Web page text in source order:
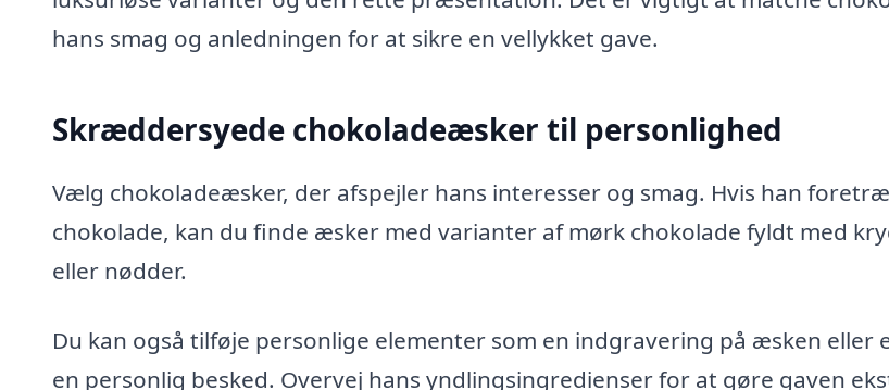
hans smag og anledningen for at sikre en vellykket gave.
Skræddersyede chokoladeæsker til personlighed
Vælg chokoladeæsker, der afspejler hans interesser og smag. Hvis han
chokolade, kan du finde æsker med varianter af mørk chokolade fyldt med
eller nødder.
Du kan også tilføje personlige elementer som en indgravering på æsken eller
en personlig besked. Overvej hans yndlingsingredienser for at gøre gaven